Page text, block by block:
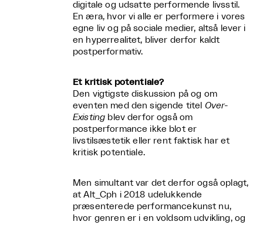
digitale og udsatte performende livsstil.
En æra, hvor vi alle er performere i vores
egne liv og på sociale medier, altså lever i
en hyperrealitet, bliver derfor kaldt
postperformativ.
Et kritisk potentiale?
Den vigtigste diskussion på og om
eventen med den sigende titel Over-
Existing blev derfor også om
postperformance ikke blot er
livstilsæstetik eller rent faktisk har et
kritisk potentiale.
Men simultant var det derfor også oplagt,
at Alt_Cph i 2018 udelukkende
præsenterede performancekunst nu,
hvor genren er i en voldsom udvikling, og